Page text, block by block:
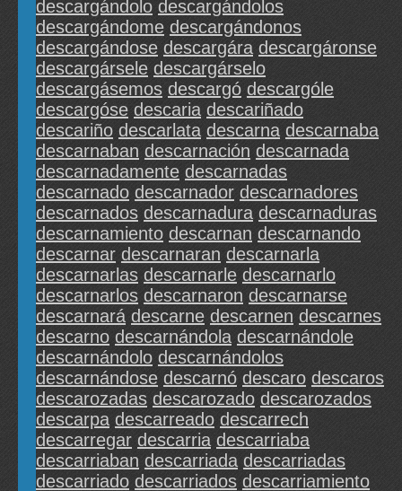
descargándolo descargándolos
descargándome descargándonos
descargándose descargára descargáronse
descargársele descargárselo
descargásemos descargó descargóle
descargóse descaria descariñado
descariño descarlata descarna descarnaba
descarnaban descarnación descarnada
descarnadamente descarnadas
descarnado descarnador descarnadores
descarnados descarnadura descarnaduras
descarnamiento descarnan descarnando
descarnar descarnaran descarnarla
descarnarlas descarnarle descarnarlo
descarnarlos descarnaron descarnarse
descarnará descarne descarnen descarnes
descarno descarnándola descarnándole
descarnándolo descarnándolos
descarnándose descarnó descaro descaros
descarozadas descarozado descarozados
descarpa descarreado descarrech
descarregar descarria descarriaba
descarriaban descarriada descarriadas
descarriado descarriados descarriamiento